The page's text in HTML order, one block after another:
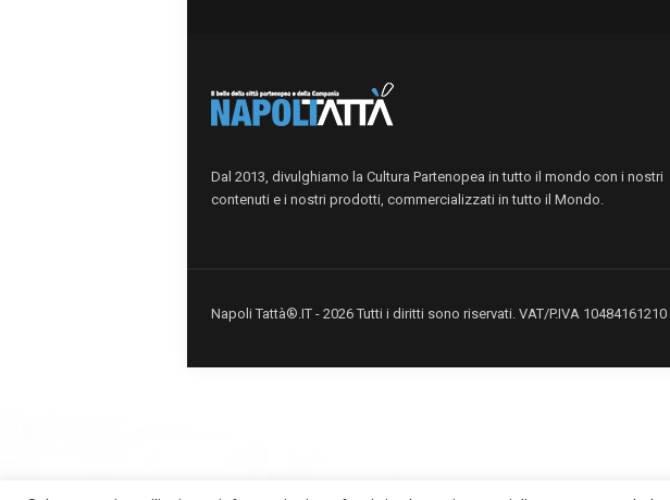
Dal 2013, divulghiamo la Cultura Partenopea in tutto il mondo con i nostri
contenuti e i nostri prodotti, commercializzati in tutto il Mondo.
Napoli Tattà®.IT - 2026 Tutti i diritti sono riservati. VAT/P.IVA 10484161210